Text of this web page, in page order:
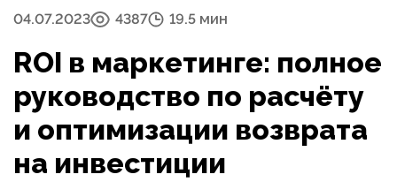
04.07.2023 4387 19.5 мин
ROI в маркетинге: полное
руководство по расчёту
и оптимизации возврата
на инвестиции